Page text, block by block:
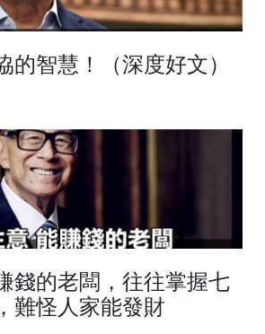
的智慧！（深度好文）
錢的老闆，往往掌握七
難怪人家能發財